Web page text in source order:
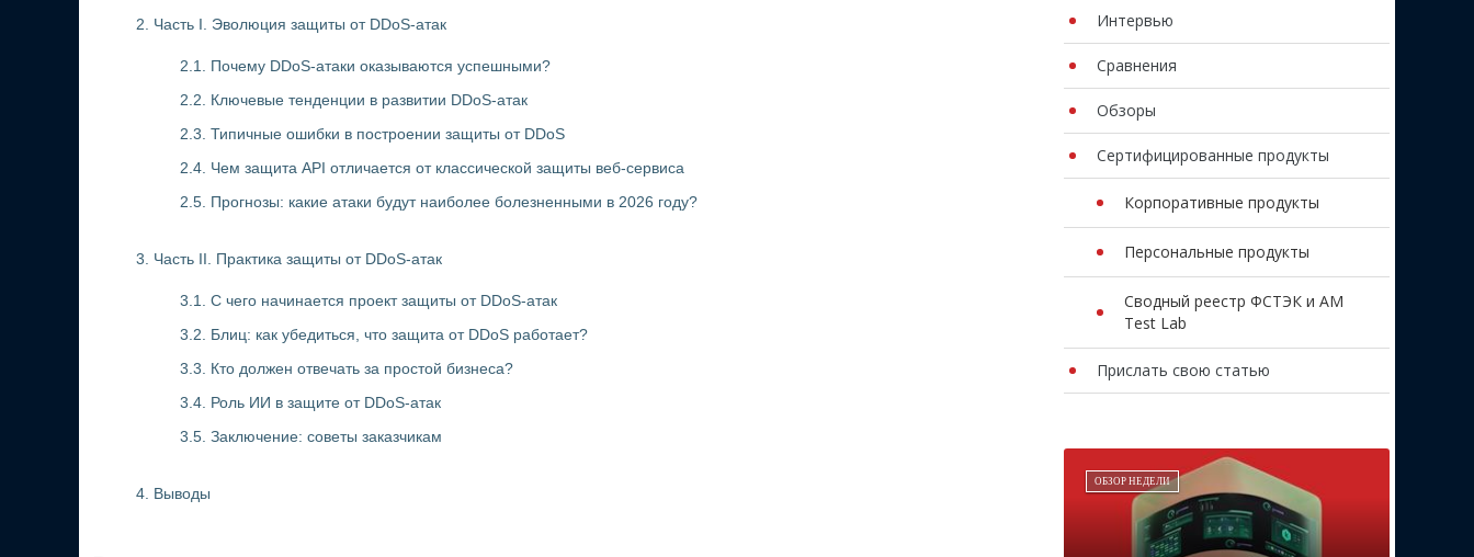
2. Часть I. Эволюция защиты от DDoS-атак
2.1. Почему DDoS-атаки оказываются успешными?
2.2. Ключевые тенденции в развитии DDoS-атак
2.3. Типичные ошибки в построении защиты от DDoS
2.4. Чем защита API отличается от классической защиты веб-сервиса
2.5. Прогнозы: какие атаки будут наиболее болезненными в 2026 году?
3. Часть II. Практика защиты от DDoS-атак
3.1. С чего начинается проект защиты от DDoS-атак
3.2. Блиц: как убедиться, что защита от DDoS работает?
3.3. Кто должен отвечать за простой бизнеса?
3.4. Роль ИИ в защите от DDoS-атак
3.5. Заключение: советы заказчикам
4. Выводы
Интервью
Сравнения
Обзоры
Сертифицированные продукты
Корпоративные продукты
Персональные продукты
Сводный реестр ФСТЭК и AM
Test Lab
Прислать свою статью
ОБЗОР НЕДЕЛИ